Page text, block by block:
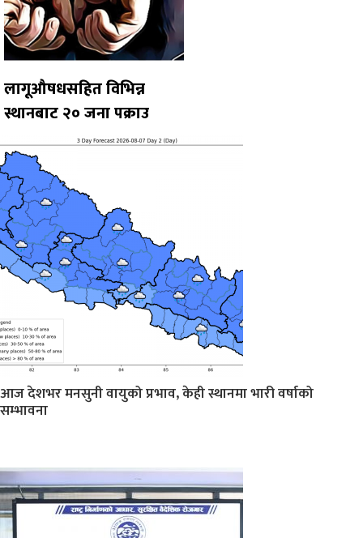
लागूऔषधसहित विभिन्न
स्थानबाट २० जना पक्राउ
आज देशभर मनसुनी वायुको प्रभाव, केही स्थानमा भारी वर्षाको
सम्भावना